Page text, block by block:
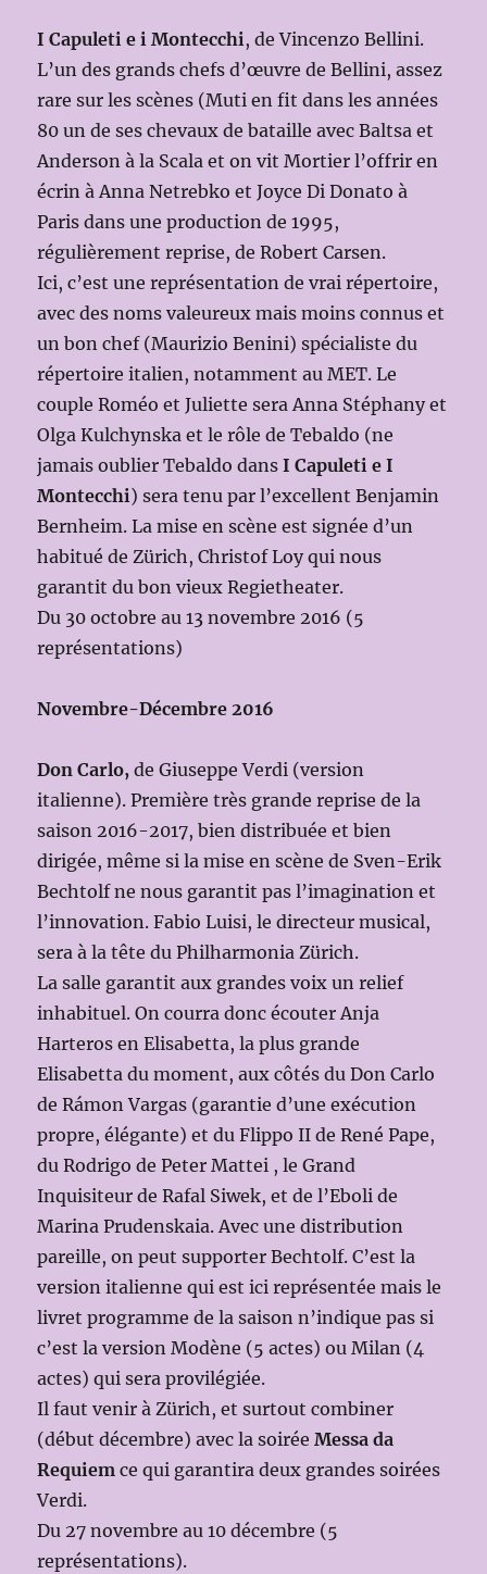
I Capuleti e i Montecchi, de Vincenzo Bellini.
L’un des grands chefs d’œuvre de Bellini, assez
rare sur les scènes (Muti en fit dans les années
80 un de ses chevaux de bataille avec Baltsa et
Anderson à la Scala et on vit Mortier l’offrir en
écrin à Anna Netrebko et Joyce Di Donato à
Paris dans une production de 1995,
régulièrement reprise, de Robert Carsen.
Ici, c’est une représentation de vrai répertoire,
avec des noms valeureux mais moins connus et
un bon chef (Maurizio Benini) spécialiste du
répertoire italien, notamment au MET. Le
couple Roméo et Juliette sera Anna Stéphany et
Olga Kulchynska et le rôle de Tebaldo (ne
jamais oublier Tebaldo dansI Capuleti e I
Montecchi) sera tenu par l’excellent Benjamin
Bernheim. La mise en scène est signée d’un
habitué de Zürich, Christof Loy qui nous
garantit du bon vieux Regietheater.
Du 30 octobre au 13 novembre 2016 (5
représentations)
Novembre-Décembre 2016
Don Carlo, de Giuseppe Verdi (version
italienne). Première très grande reprise de la
saison 2016-2017, bien distribuée et bien
dirigée, même si la mise en scène de Sven-Erik
Bechtolf ne nous garantit pas l’imagination et
l’innovation. Fabio Luisi, le directeur musical,
sera à la tête du Philharmonia Zürich.
La salle garantit aux grandes voix un relief
inhabituel. On courra donc écouter Anja
Harteros en Elisabetta, la plus grande
Elisabetta du moment, aux côtés du Don Carlo
de Rámon Vargas (garantie d’une exécution
propre, élégante) et du Flippo II de René Pape,
du Rodrigo de Peter Mattei , le Grand
Inquisiteur de Rafal Siwek, et de l’Eboli de
Marina Prudenskaia. Avec une distribution
pareille, on peut supporter Bechtolf. C’est la
version italienne qui est ici représentée mais le
livret programme de la saison n’indique pas si
c’est la version Modène (5 actes) ou Milan (4
actes) qui sera provilégiée.
Il faut venir à Zürich, et surtout combiner
(début décembre) avec la soiréeMessa da
Requiemce qui garantira deux grandes soirées
Verdi.
Du 27 novembre au 10 décembre (5
représentations).